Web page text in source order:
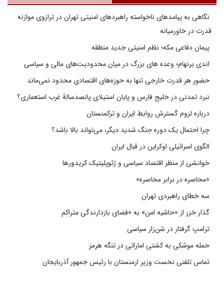
نگاهی به پیامدهای ناخواسته راهبردهای امنیتی تهران در ترازوی موازنه
قدرت در خاورمیانه
پیمان دفاعی مکه؛ نظم امنیتی جدید منطقه
اندی برنهام؛ وعده های بزرگ در میان محدودیت‌های مالی و سیاسی
حضور هر قدرت خارجی تنها به حوزه‌های اقتصادی محدود نمی‌ماند
نبرد تمدنی در خلیج فارس و پایان استیلای پانصدسالۀ غرب استعماری؟
درباره لزوم گسترش روابط ایران و ترکمنستان
چرا احتمال یک دوره جنگ شدید دیگر، می‌تواند بالا باشد؟
الگوی اسرائیلی اوکراین در قبال ایران
خوانشی از منظر اقتصاد سیاسی و ژئوپلیتیک کریدورها
«محاصره در برابر محاصره»
سه خطای راهبردی تهران
گذار خزر از «حاشیه امن» به «فضای بازدارندگی متراکم
ترامپ گرفتار در شن‌زار سیاسی
حمله موشکی به کشتی اماراتی در تنگه هرمز
تماس تلفنی نخست وزیر ارمنستان با رئیس جمهور آذربایجان